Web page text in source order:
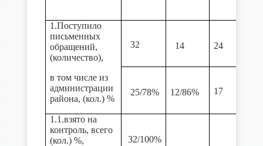
1.Поступило
письменных
обращений,
(количество),
в том числе из
администрации
района, (кол.) %
32 14 24
25/78% 12/86% 17
1.1.взято на
контроль, всего
(кол.) %,
32/100%